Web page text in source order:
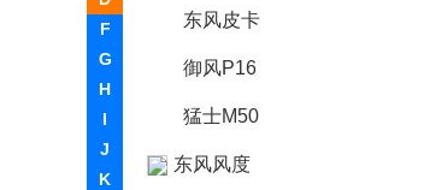
F
G
H
I
J
K
东风皮卡
御风P16
猛士M50
东风风度